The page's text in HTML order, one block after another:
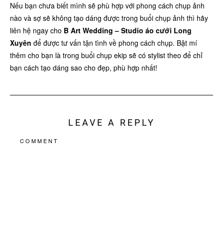
Nếu bạn chưa biết mình sẽ phù hợp với phong cách chụp ảnh
nào và sợ sẽ không tạo dáng được trong buổi chụp ảnh thì hãy
liên hệ ngay cho B Art Wedding – Studio áo cưới Long
Xuyên để được tư vấn tận tình về phong cách chụp. Bật mí
thêm cho bạn là trong buổi chụp ekip sẽ có stylist theo để chỉ
bạn cách tạo dáng sao cho đẹp, phù hợp nhất!
LEAVE A REPLY
COMMENT